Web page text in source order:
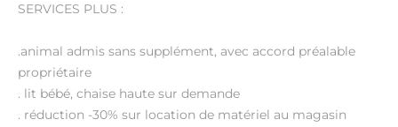
SERVICES PLUS :
.animal admis sans supplément, avec accord préalable
propriétaire
. lit bébé, chaise haute sur demande
. réduction -30% sur location de matériel au magasin